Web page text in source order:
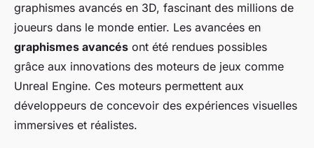
graphismes avancés en 3D, fascinant des millions de
joueurs dans le monde entier. Les avancées en
graphismes avancés ont été rendues possibles
grâce aux innovations des moteurs de jeux comme
Unreal Engine. Ces moteurs permettent aux
développeurs de concevoir des expériences visuelles
immersives et réalistes.